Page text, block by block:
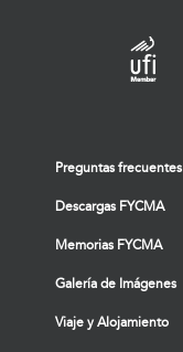
Preguntas frecuentes
Descargas FYCMA
Memorias FYCMA
Galería de Imágenes
Viaje y Alojamiento